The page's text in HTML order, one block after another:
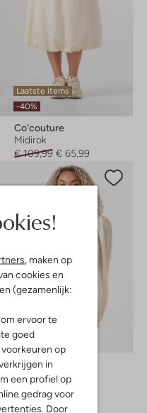
, maken op
cookies en
(gezamenlijk:
ervoor te
goed
op
in
een profiel op
gedrag voor
Door
Laatste items
-40%
Co'couture
Midirok
€ 109,99 € 65,99
Laatste maten
-60%
Co'couture
Blouse
€ 109,99
€ 43,99